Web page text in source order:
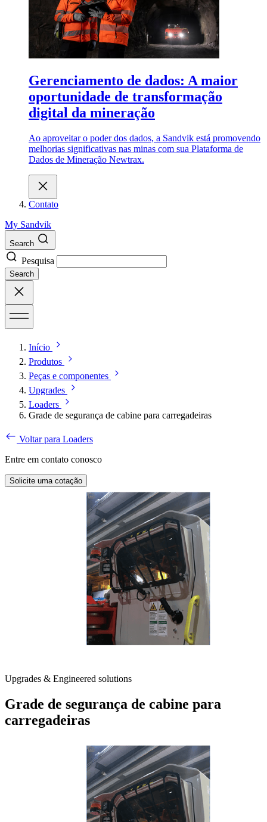
Gerenciamento de dados: A maior
oportunidade de transformação
digital da mineração
Ao aproveitar o poder dos dados, a Sandvik está promovendo
melhorias significativas nas minas com sua Plataforma de
Dados de Mineração Newtrax.
Contato
My Sandvik
Search
Pesquisa
Search
Início
Produtos
Peças e componentes
Upgrades
Loaders
Grade de segurança de cabine para carregadeiras
Voltar para Loaders
Entre em contato conosco
Solicite uma cotação
Upgrades & Engineered solutions
Grade de segurança de cabine para
carregadeiras